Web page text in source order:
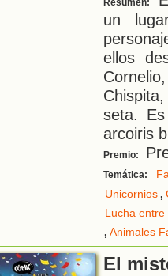
Resumen:
un
ellos
seta.
arcoiris
Premio:
Temática:
Unicornios,
Lucha entre
, Animales
El